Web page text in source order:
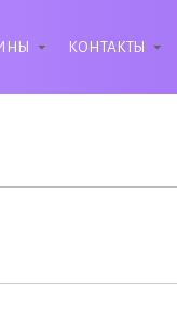
КОНТАКТЫ